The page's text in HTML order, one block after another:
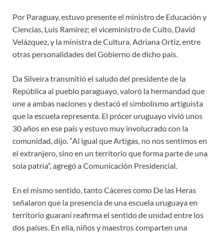
Por Paraguay, estuvo presente el ministro de Educación y
Ciencias, Luis Ramírez; el viceministro de Culto, David
Velázquez, y la ministra de Cultura, Adriana Ortiz, entre
otras personalidades del Gobierno de dicho país.
Da Silveira transmitió el saludo del presidente de la
República al pueblo paraguayo, valoró la hermandad que
une a ambas naciones y destacó el simbolismo artiguista
que la escuela representa. El prócer uruguayo vivió unos
30 años en ese país y estuvo muy involucrado con la
comunidad, dijo. “Al igual que Artigas, no nos sentimos en
el extranjero, sino en un territorio que forma parte de una
sola patria”, agregó a Comunicación Presidencial.
En el mismo sentido, tanto Cáceres como De las Heras
señalaron que la presencia de una escuela uruguaya en
territorio guaraní reafirma el sentido de unidad entre los
dos países. En ella, niños y maestros comparten una